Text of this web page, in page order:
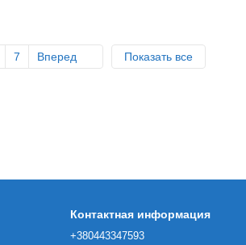
7 Вперед Показать все
Контактная информация
+380443347593